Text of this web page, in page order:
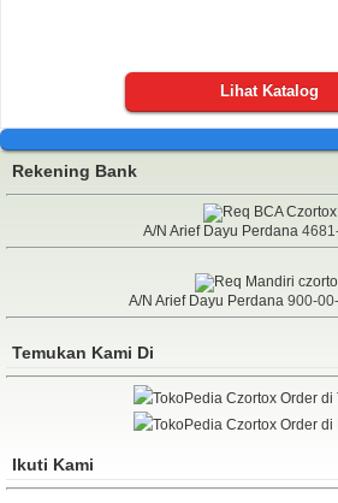
Lihat Katalog
Rekening Bank
A/N Arief Dayu Perdana
A/N Arief Dayu Perdana 900-
Temukan Kami Di
Order di
Order di
Ikuti Kami